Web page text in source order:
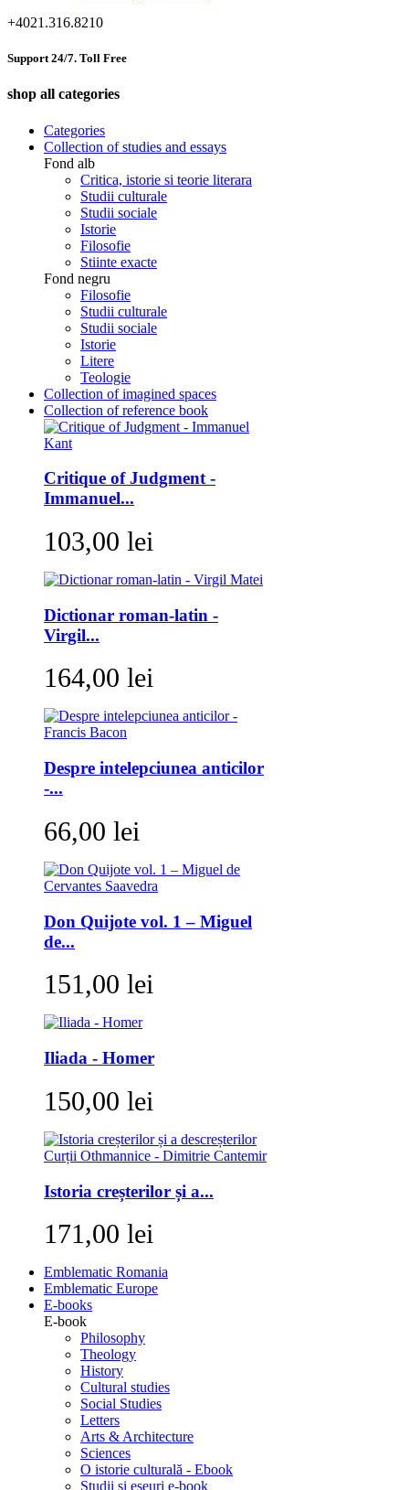
+4021.316.8210
Support 24/7. Toll Free
shop all categories
Categories
Collection of studies and essays
Fond alb
Critica, istorie si teorie literara
Studii culturale
Studii sociale
Istorie
Filosofie
Stiinte exacte
Fond negru
Filosofie
Studii culturale
Studii sociale
Istorie
Litere
Teologie
Collection of imagined spaces
Collection of reference book
Critique of Judgment -
Immanuel...
103,00 lei
Dictionar roman-latin -
Virgil...
164,00 lei
Despre intelepciunea anticilor
-...
66,00 lei
Don Quijote vol. 1 – Miguel
de...
151,00 lei
Iliada - Homer
150,00 lei
Istoria creșterilor și a...
171,00 lei
Emblematic Romania
Emblematic Europe
E-books
E-book
Philosophy
Theology
History
Cultural studies
Social Studies
Letters
Arts & Architecture
Sciences
O istorie culturală - Ebook
Studii si eseuri e-book